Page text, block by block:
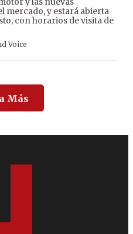
mercado, y estará abierta
con horarios de visita de
Voice
Más